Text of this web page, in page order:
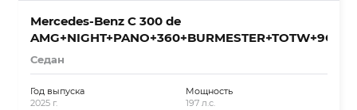
Mercedes-Benz C 300 de
AMG+NIGHT+PANO+360+BURMESTER+TOTW+9G
Седан
Год выпуска
2025 г.
Мощность
197 л.с.